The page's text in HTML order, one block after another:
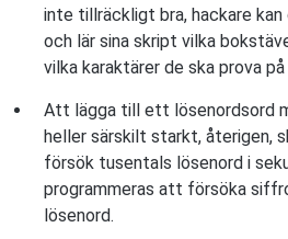
inte tillräckligt bra, hackare
och lär sina skript vilka
vilka karaktärer de ska prova
Att lägga till ett lösenordsord
heller särskilt starkt, återigen,
försök tusentals lösenord i
programmeras att försöka
lösenord.